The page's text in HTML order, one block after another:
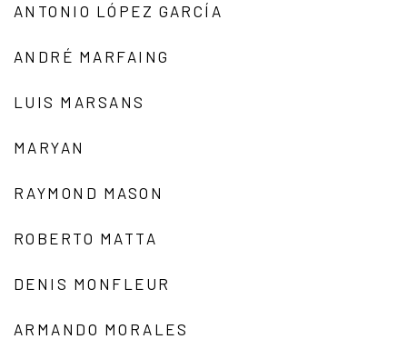
ANTONIO LÓPEZ GARCÍA
ANDRÉ MARFAING
LUIS MARSANS
MARYAN
RAYMOND MASON
ROBERTO MATTA
DENIS MONFLEUR
ARMANDO MORALES